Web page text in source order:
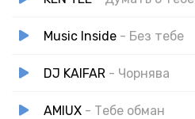
Music Inside - Без тебе
DJ KAIFAR - Чорнява
AMIUX - Тебе обман